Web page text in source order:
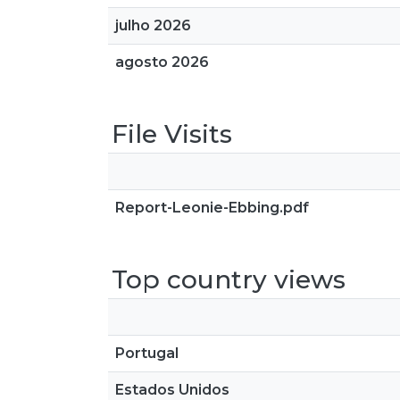
julho 2026
agosto 2026
File Visits
Report-Leonie-Ebbing.pdf
Top country views
Portugal
Estados Unidos